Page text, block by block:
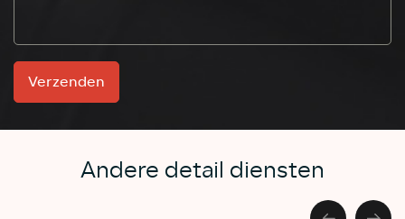
Verzenden
Andere detail diensten